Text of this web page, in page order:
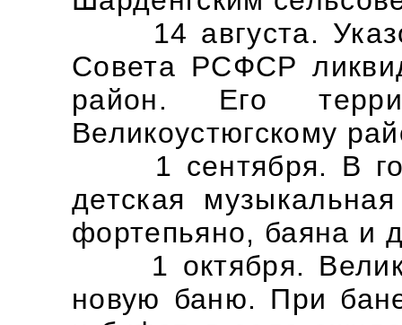
14 августа.
Совета РСФСР
район. Его
Великоустюгскому
1 сентября. В
детская
фортепьяно, баяна и
1 октября.
новую баню. При